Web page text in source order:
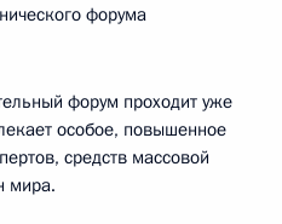
форума
форум проходит уже
особое, повышенное
средств массовой
мира.